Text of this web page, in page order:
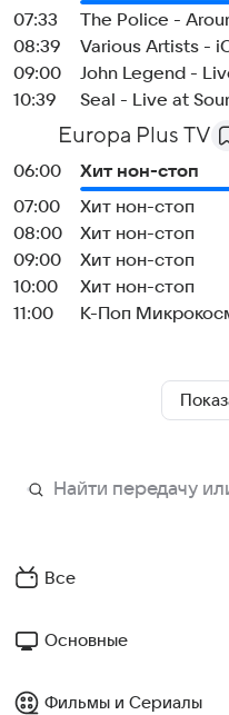
07:33
The Police -
08:39
Various Artists -
09:00
John Legend -
10:39
Seal - Live at
Europa Plus TV
06:00
Хит нон-стоп
07:00
Хит нон-стоп
08:00
Хит нон-стоп
09:00
Хит нон-стоп
10:00
Хит нон-стоп
11:00
К-Поп
Все
Основные
Фильмы и Сериалы